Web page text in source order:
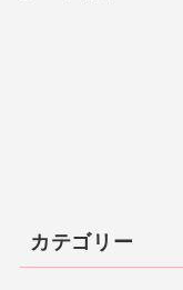
カテゴリー